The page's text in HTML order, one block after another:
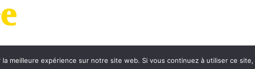
meilleure expérience sur notre site web. Si vous continuez à utiliser ce